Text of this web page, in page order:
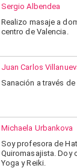
Sergio Albendea
Realizo masaje a
centro de Valencia.
Juan Carlos
Sanación a través
Michaela Urbankova
Soy profesora de
Quiromasajista. Doy
Yoga y Reiki.